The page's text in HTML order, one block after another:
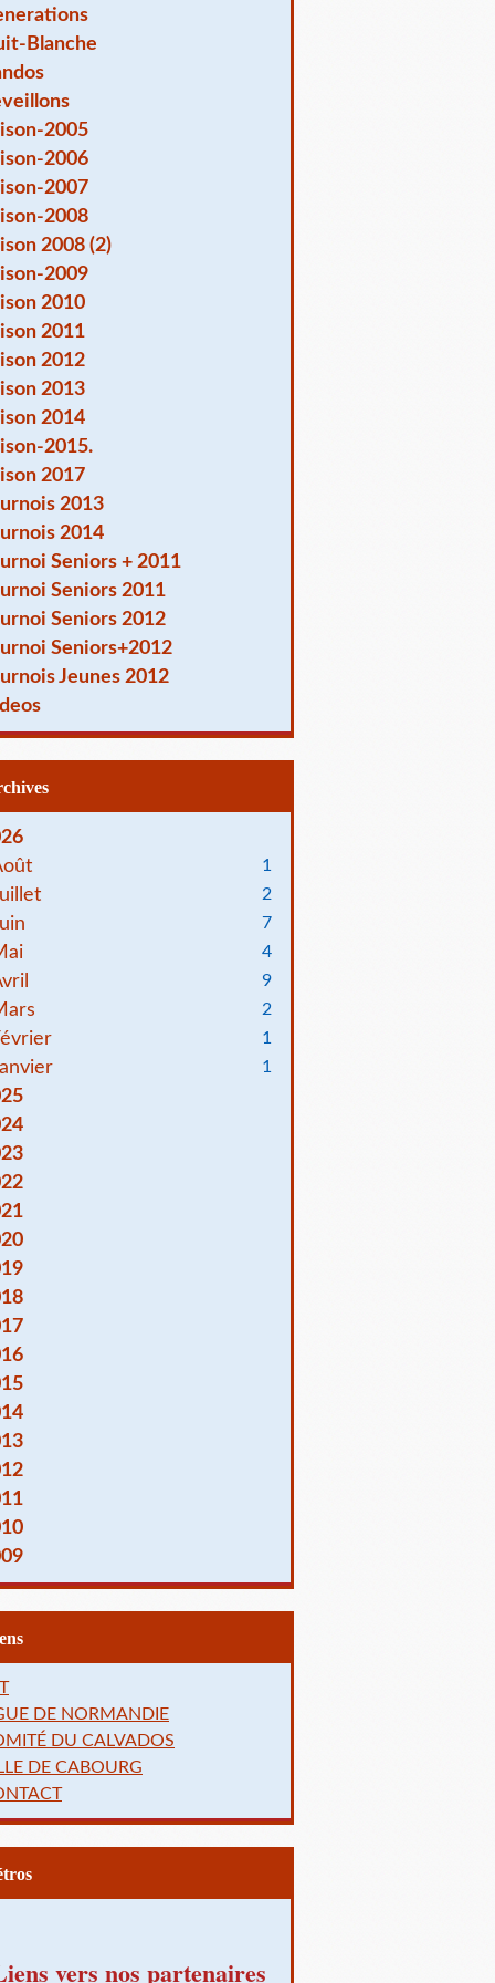
Blanche
2005
2006
2007
2008
2008 (2)
2009
2010
2011
2012
2013
2014
2015.
2017
2013
2014
Seniors + 2011
Seniors 2011
Seniors 2012
Seniors+2012
Jeunes 2012
1
2
7
4
9
2
1
1
DE NORMANDIE
DU CALVADOS
DE CABOURG
vers nos partenaires